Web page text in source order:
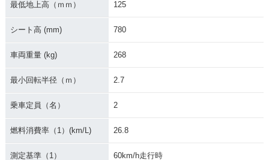
加
チェンジ
PER FOUR E Pack
n
PER FOUR E Pack
最低地上高（ｍｍ） 125
シート高 (mm) 780
車両重量 (kg) 268
最小回転半径（ｍ） 2.7
乗車定員（名） 2
燃料消費率（1）(km/L) 26.8
測定基準（1） 60km/h走行時